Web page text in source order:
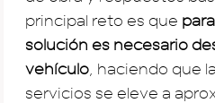
principal reto es que
solución es necesario
vehículo , haciendo que
servicios se eleve a